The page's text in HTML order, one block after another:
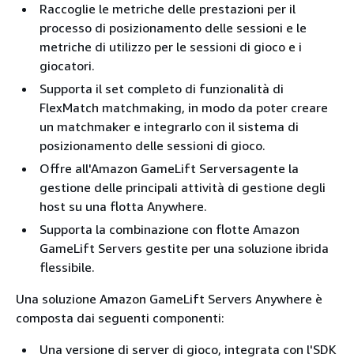
Raccoglie le metriche delle prestazioni per il
processo di posizionamento delle sessioni e le
metriche di utilizzo per le sessioni di gioco e i
giocatori.
Supporta il set completo di funzionalità di
FlexMatch matchmaking, in modo da poter creare
un matchmaker e integrarlo con il sistema di
posizionamento delle sessioni di gioco.
Offre all'Amazon GameLift Serversagente la
gestione delle principali attività di gestione degli
host su una flotta Anywhere.
Supporta la combinazione con flotte Amazon
GameLift Servers gestite per una soluzione ibrida
flessibile.
Una soluzione Amazon GameLift Servers Anywhere è
composta dai seguenti componenti:
Una versione di server di gioco, integrata con l'SDK